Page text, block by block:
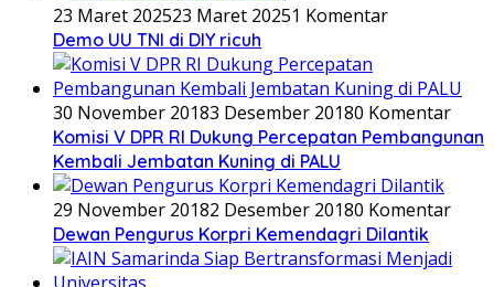
23 Maret 202523 Maret 20251 Komentar
Demo UU TNI di DIY ricuh
30 November 20183 Desember 20180 Komentar
Komisi V DPR RI Dukung Percepatan Pembangunan
Kembali Jembatan Kuning di PALU
29 November 20182 Desember 20180 Komentar
Dewan Pengurus Korpri Kemendagri Dilantik